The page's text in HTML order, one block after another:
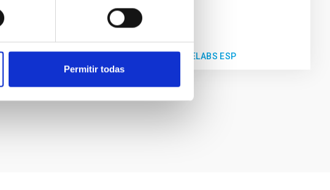
Permitir todas
UNIDAD DIDÁCTICA EELABS ESP